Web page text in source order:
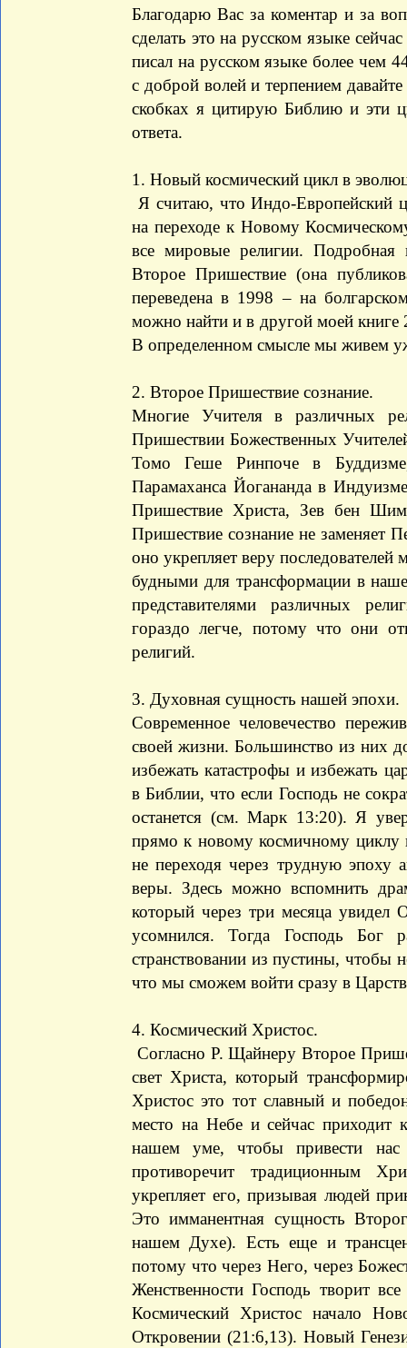
Благодарю Вас за коментар и за
сделать это на русском языке
писал на русском языке более чем
с доброй волей и терпением
скобках я цитирую Библию и эти
ответа.
1. Новый космический цикл в
Я считаю, что Индо-Европейский
на переходе к Новому
все мировые религии.
Второе Пришествие (она
переведена в 1998 – на
можно найти и в другой моей
В определенном смысле мы живем
2. Второе Пришествие сознание.
Многие Учителя в различных
Пришествии Божественных
Томо Геше Ринпоче в
Парамаханса Йогананда в
Пришествие Христа, Зев бен
Пришествие сознание не заменяет
оно укрепляет веру
будными для трансформации в
представителями различных
гораздо легче, потому что они
религий.
3. Духовная сущность нашей эпохи.
Современное человечество
своей жизни. Большинство из них
избежать катастрофы и избежать
в Библии, что если Господь не
останется (см. Марк 13:20). Я
прямо к новому космичному
не переходя через трудную эпоху
веры. Здесь можно вспомнить
который через три месяца
усомнился. Тогда Господь Бог
странствовании из пустины, чтобы
что мы сможем войти сразу в
4. Космический Христос.
Согласно Р. Щайнеру Второе
свет Христа, который
Христос это тот славный и
место на Небе и сейчас приходит
нашем уме, чтобы привести
противоречит традиционным
укрепляет его, призывая людей
Это имманентная сущность
нашем Духе). Есть еще и
потому что через Него, через
Женственности Господь творит
Космический Христос начало
Откровении (21:6,13). Новый